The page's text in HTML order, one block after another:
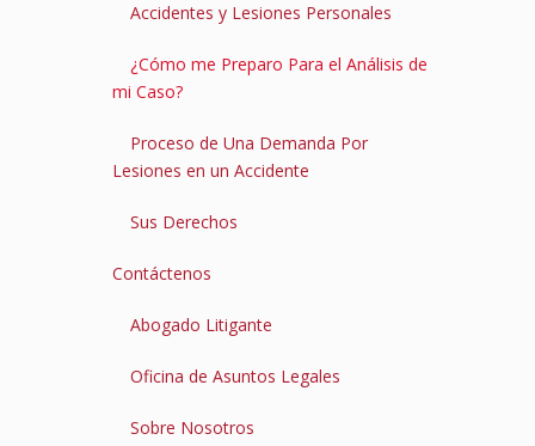
Accidentes y Lesiones Personales
¿Cómo me Preparo Para el Análisis de
mi Caso?
Proceso de Una Demanda Por
Lesiones en un Accidente
Sus Derechos
Contáctenos
Abogado Litigante
Oficina de Asuntos Legales
Sobre Nosotros